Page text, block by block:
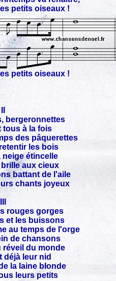
petits oiseaux !
petits oiseaux !
bergeronnettes
tous à la fois
des pâquerettes
les bois
neige étincelle
aux cieux
battant de l'aile
chants joyeux
III
rouges gorges
et les buissons
au temps de l'orge
de chansons
réveil du monde
déjà leur nid
la laine blonde
leurs petits